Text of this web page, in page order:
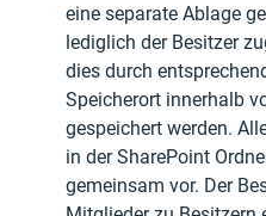
eine separate Ablage
lediglich der Besitzer
dies durch
Speicherort innerhalb
gespeichert werden.
in der SharePoint
gemeinsam vor. Der